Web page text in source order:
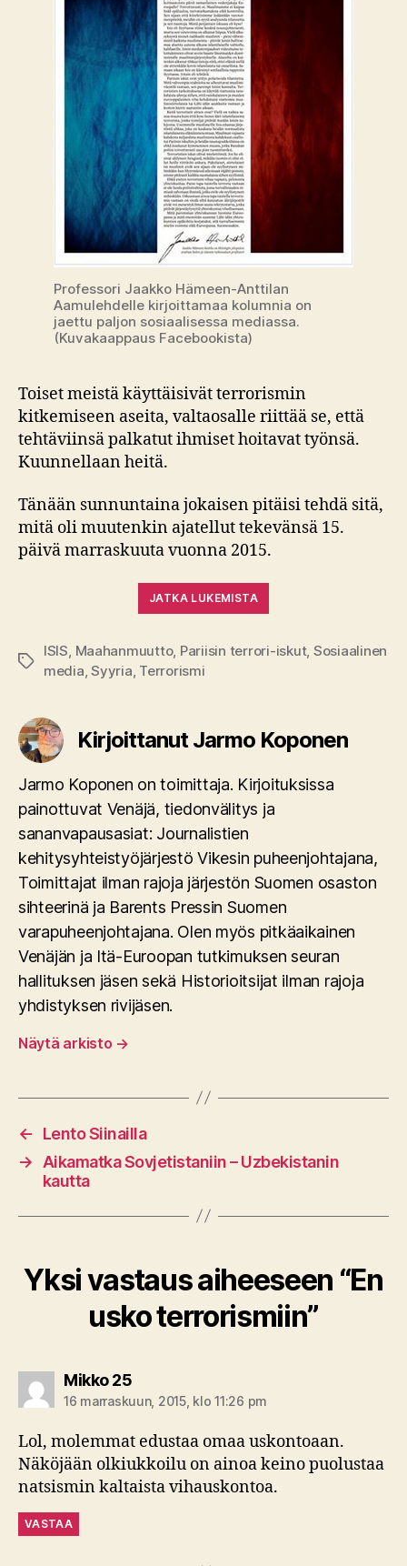
Professori Jaakko Hämeen-Anttilan
Aamulehdelle kirjoittamaa kolumnia on
jaettu paljon sosiaalisessa mediassa.
(Kuvakaappaus Facebookista)
Toiset meistä käyttäisivät terrorismin
kitkemiseen aseita, valtaosalle riittää se, että
tehtäviinsä palkatut ihmiset hoitavat työnsä.
Kuunnellaan heitä.
Tänään sunnuntaina jokaisen pitäisi tehdä sitä,
mitä oli muutenkin ajatellut tekevänsä 15.
päivä marraskuuta vuonna 2015.
JATKA LUKEMISTA
Avainsanat
ISIS Maahanmuutto, Pariisin terrori-iskut, Sosiaalinen
media ,Syyria Terrorismi
Kirjoittanut Jarmo Koponen
Jarmo Koponen on toimittaja. Kirjoituksissa
painottuvat Venäjä, tiedonvälitys ja
sananvapausasiat: Journalistien
kehitysyhteistyöjärjestö Vikesin puheenjohtajana,
Toimittajat ilman rajoja järjestön Suomen osaston
sihteerinä ja Barents Pressin Suomen
varapuheenjohtajana. Olen myös pitkäaikainen
Venäjän ja Itä-Euroopan tutkimuksen seuran
hallituksen jäsen sekä Historioitsijat ilman rajoja
yhdistyksen rivijäsen.
Näytä arkisto →
←
Lento Siinailla
→
Aikamatka Sovjetistaniin – Uzbekistanin
kautta
Yksi vastaus aiheeseen “En
usko terrorismiin”
Mikko 25sanoo:
16 marraskuun, 2015, klo 11:26 pm
Lol, molemmat edustaa omaa uskontoaan.
Näköjään olkiukkoilu on ainoa keino puolustaa
natsismin kaltaista vihauskontoa.
VASTAA